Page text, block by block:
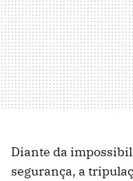
Diante da
segurança, a